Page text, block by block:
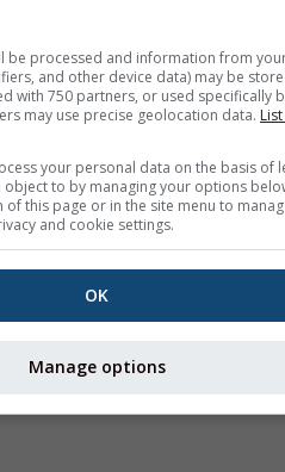
mjesečne agregacije.
Nudimo i sirove
prodaju. Za više
kontaktirajte nas
(
Satni povijesni
se kupiti putem usluge
Preuzmite varijable kao
oborine u CSV formatu
be processed and information from
and other device data) may be
with 750 partners, or used specifically
may use precise geolocation data.
your personal data on the basis of
object to by managing your options
this page or in the site menu to
and cookie settings.
OK
Manage options